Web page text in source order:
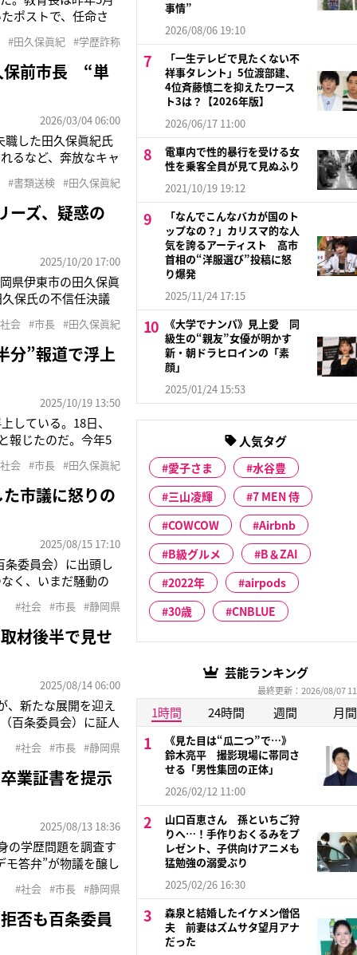
ポストで、任命さ
”があるという。
#田久保眞紀 #学歴詐称
保前市長 “単
2026/03/04 06:00
職した田久保眞紀氏
るなど、奔放なキャ
に静岡県警から任意
#書類送検 #田久保眞紀
ーズ、疑惑の
2025/10/20 17:00
県伊東市の田久保眞
保氏の不信任決議
可決される見通し
会 #市長 #田久保眞紀
分”報道で浮上
2025/10/19 13:50
している。18日、
報じたのだ。今年5
年に東洋大法学部卒
会 #市長 #田久保眞紀
市議に怒りの
2025/08/15 17:10
条委員会）に出頭し
く、いまだ騒動の
田久保氏が6月28日
#社会 #市長 #静岡県
材後半で見せ
2025/08/14 06:00
、新たな展開を迎え
百条委員会）に証人
に大学に確認を行っ
#社会 #市長 #静岡県
業証書を提示
2025/08/13 18:36
の学歴問題を調査す
答弁”が物議を醸し
される資料の提出
#社会 #市長 #静岡県
否も百条委員
事情”
2026/08/06 19:10
「一生テレビで見たくない不
祥事タレント」5位渡部建、
4位斉藤慎二を抑えたワース
ト3は？【2026年版】
2026/06/17 11:00
電車内で性的暴行を受ける女
性を乗客全員が見て見ぬふり
2021/10/19 19:12
「なんでこんなバカが国のト
ップなの？」カリスマ的な人
気を誇るアーティスト 高市
首相の“洋服選び”投稿に怒
り爆発
2025/11/24 17:15
《大学でナンパ》見上愛 同
級生の“親友”女優が明かす
新・朝ドラヒロインの「素
顔」
2025/01/24 15:53
人気タグ
愛子さま
水谷豊
三山凌輝
7 MEN 侍
COWCOW
Airbnb
B級グルメ
B＆ZAI
2022年
airpods
30歳
CNBLUE
芸能ランキング
最終更新：2026/08/07
1時間 24時間 週間 月間
《見た目は“瓜二つ”で…》
鈴木亮平 撮影現場に帯同さ
せる「男性集団の正体」
2026/02/12 11:00
山口百恵さん 孫といちご狩
りへ…！手作りおくるみをプ
レゼント、子供向けアニメも
猛勉強の溺愛ぶり
2025/02/26 16:30
森泉と結婚したイケメン僧侶
夫 前妻はズムサタ望月アナ
だった